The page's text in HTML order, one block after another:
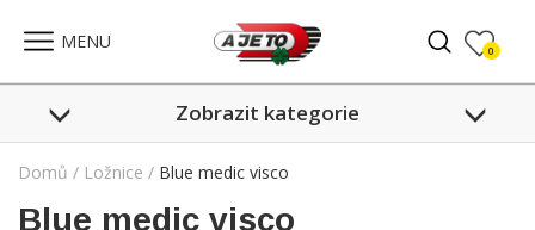
MENU 0
Celkem:0 ,- PŘEJÍT DO SEZNAMU
Zobrazit kategorie
Domů / Ložnice / Blue medic visco
Blue medic visco